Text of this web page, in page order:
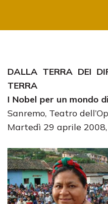
DALLA TERRA DEI
TERRA
I Nobel per un mondo
Sanremo, Teatro
Martedì 29 aprile